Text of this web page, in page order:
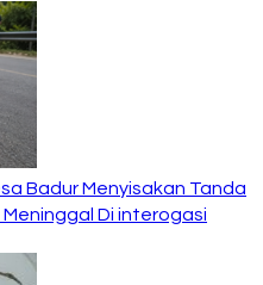
Badur Menyisakan Tanda
Di interogasi